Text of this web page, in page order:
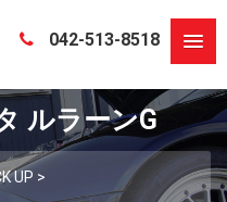
042-513-8518
ルラーンG
UP >